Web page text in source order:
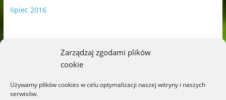
Zarządzaj zgodami plików
cookie
Używamy plików cookies w celu optymalizacji naszej witryny i naszych
serwisów.
lipiec 2016